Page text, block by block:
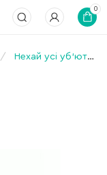
0
Нехай усі уб’ють Констанс